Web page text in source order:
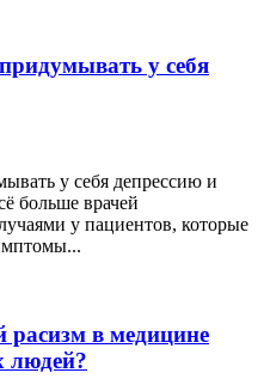
у себя
у себя депрессию и
больше врачей
у пациентов, которые
расизм в медицине
людей?